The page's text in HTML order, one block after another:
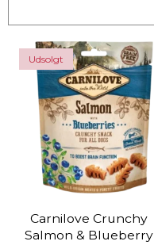
Udsolgt
Carnilove Crunchy
Salmon & Blueberry